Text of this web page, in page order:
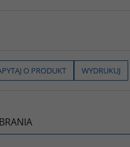
O PRODUKT WYDRUKUJ